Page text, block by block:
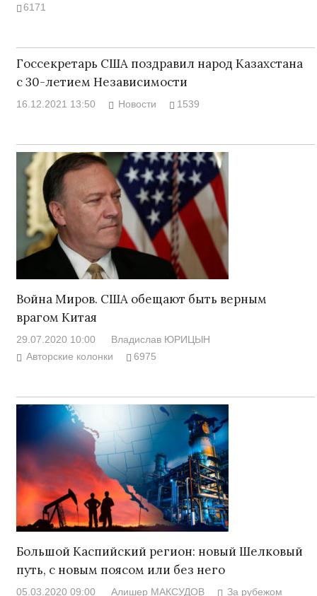
6171
Госсекретарь США поздравил народ Казахстана
с 30-летием Независимости
16.12.2021 13:50 Новости 1539
Война Миров. США обещают быть верным
врагом Китая
29.07.2020 10:00
Владислав ЮРИЦЫН
Авторские колонки
6975
Большой Каспийский регион: новый Шелковый
путь, с новым поясом или без него
05.03.2020 09:00 Алишер МАКСУДОВ За рубежом